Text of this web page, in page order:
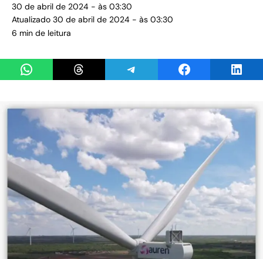
30 de abril de 2024 - às 03:30
Atualizado 30 de abril de 2024 - às 03:30
6 min de leitura
Share on WhatsAppShare on ThreadsShare on TelegramShare on Facebook